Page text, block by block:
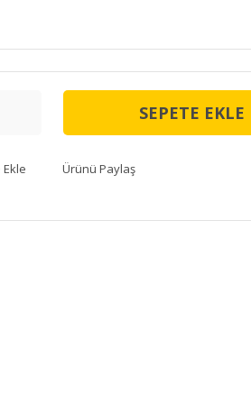
SEPETE EKLE
Ürünü Paylaş